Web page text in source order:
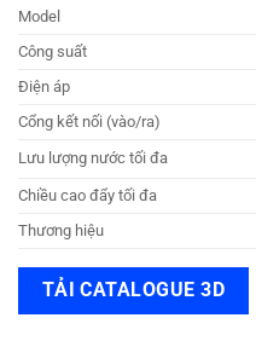
Model
Công suất
Điện áp
Cổng kết nối (vào/ra)
Lưu lượng nước tối đa
Chiều cao đẩy tối đa
Thương hiệu
TẢI CATALOGUE 3D